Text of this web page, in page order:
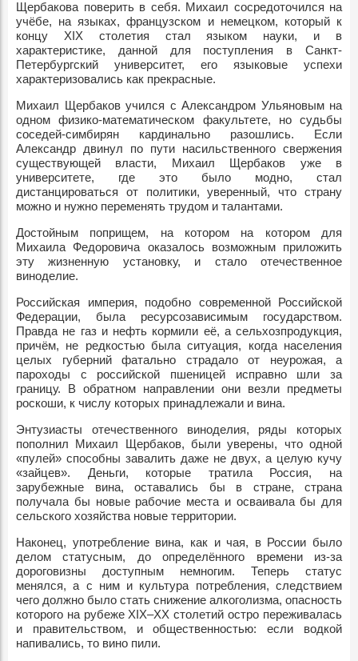
Щербакова поверить в себя. Михаил сосредоточился на
учёбе, на языках, французском и немецком, который к
концу XIX столетия стал языком науки, и в
характеристике, данной для поступления в Санкт-
Петербургский университет, его языковые успехи
характеризовались как прекрасные.
Михаил Щербаков учился с Александром Ульяновым на
одном физико-математическом факультете, но судьбы
соседей-симбирян кардинально разошлись. Если
Александр двинул по пути насильственного свержения
существующей власти, Михаил Щербаков уже в
университете, где это было модно, стал
дистанцироваться от политики, уверенный, что страну
можно и нужно переменять трудом и талантами.
Достойным поприщем, на котором на котором для
Михаила Федоровича оказалось возможным приложить
эту жизненную установку, и стало отечественное
виноделие.
Российская империя, подобно современной Российской
Федерации, была ресурсозависимым государством.
Правда не газ и нефть кормили её, а сельхозпродукция,
причём, не редкостью была ситуация, когда населения
целых губерний фатально страдало от неурожая, а
пароходы с российской пшеницей исправно шли за
границу. В обратном направлении они везли предметы
роскоши, к числу которых принадлежали и вина.
Энтузиасты отечественного виноделия, ряды которых
пополнил Михаил Щербаков, были уверены, что одной
«пулей» способны завалить даже не двух, а целую кучу
«зайцев». Деньги, которые тратила Россия, на
зарубежные вина, оставались бы в стране, страна
получала бы новые рабочие места и осваивала бы для
сельского хозяйства новые территории.
Наконец, употребление вина, как и чая, в России было
делом статусным, до определённого времени из-за
дороговизны доступным немногим. Теперь статус
менялся, а с ним и культура потребления, следствием
чего должно было стать снижение алкоголизма, опасность
которого на рубеже XIX–XX столетий остро переживалась
и правительством, и общественностью: если водкой
напивались, то вино пили.